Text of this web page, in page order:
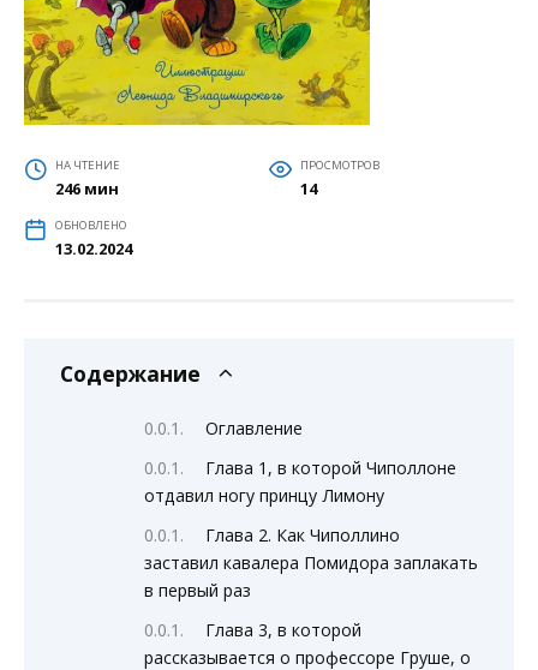
НА ЧТЕНИЕ
246 мин
ПРОСМОТРОВ
14
ОБНОВЛЕНО
13.02.2024
Содержание
Оглавление
Глава 1, в которой Чиполлоне
отдавил ногу принцу Лимону
Глава 2. Как Чиполлино
заставил кавалера Помидора заплакать
в первый раз
Глава 3, в которой
рассказывается о профессоре Груше, о